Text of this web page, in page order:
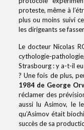
proteste, même à
plus ou moins suivi
les dirigeants se
Le docteur Nicolas
cythologie-
Strasbourg : y a-t-il
? Une fois de plus,
1984 de George
réclamer des
aussi lu Asimov, le
qu’Asimov était
succès de sa